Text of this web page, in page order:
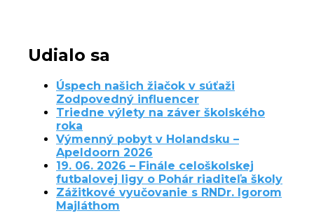
Udialo sa
Úspech našich žiačok v súťaži
Zodpovedný influencer
Triedne výlety na záver školského
roka
Výmenný pobyt v Holandsku –
Apeldoorn 2026
19. 06. 2026 – Finále celoškolskej
futbalovej ligy o Pohár riaditeľa školy
Zážitkové vyučovanie s RNDr. Igorom
Majláthom